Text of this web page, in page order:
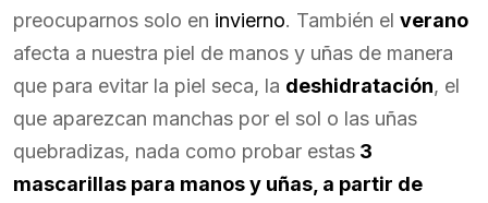
preocuparnos solo en invierno. También el verano
afecta a nuestra piel de manos y uñas de manera
que para evitar la piel seca, la deshidratación, el
que aparezcan manchas por el sol o las uñas
quebradizas, nada como probar estas 3
mascarillas para manos y uñas, a partir de